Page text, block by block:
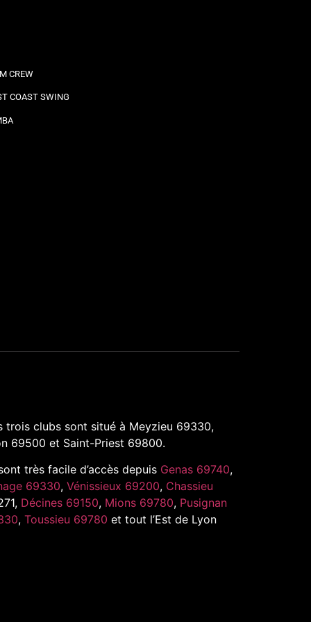
CREW
COAST SWING
trois clubs sont situé à Meyzieu 69330,
69500 et Saint-Priest 69800.
très facile d’accès depuis Genas 69740,
69330, Vénissieux 69200, Chassieu
Décines 69150, Mions 69780, Pusignan
, Toussieu 69780 et tout l’Est de Lyon